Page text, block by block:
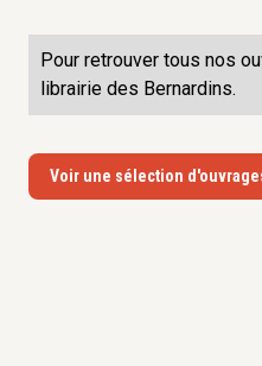
Pour retrouver tous nos
librairie des Bernardins.
Voir une sélection